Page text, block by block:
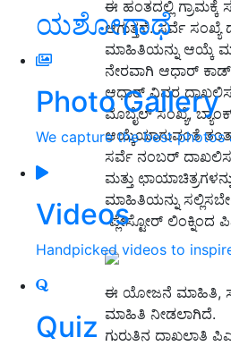
ಯಶೋಗಾಥೆ
Photo Gallery
We capture the best
Videos
Handpicked videos to
Quiz
ಈ ಹಂತದಲ್ಲಿ
ಆಗುತ್ತದೆ. ಸರ್ವೆ
ಮಾಹಿತಿಯನ್ನು ಆಯ್ಕೆ
ನೇರವಾಗಿ ಆಧಾರ್
ಆಧಾರ್ ವಿವರ
ಮೊಬೈಲ್ ಸಂಖ್ಯೆ,
ಆಯ್ಕೆಯಾಗುವಂತೆ
ಸರ್ವೆ ನಂಬರ್
ಮತ್ತು
ಮಾಹಿತಿಯನ್ನು
ಪ್ಲೇಸ್ಟೋರ್ ಲಿಂಕ್ನಿಂದ
ಈ ಯೋಜನೆ ಮಾಹಿತಿ,
ಮಾಹಿತಿ ನೀಡಲಾಗಿದೆ.
ಗುರುತಿನ ದಾಖಲಾತಿ